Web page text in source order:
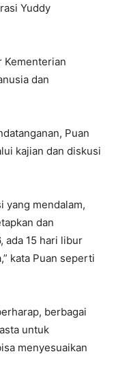
Yuddy
Kementerian
dan
Puan
kajian dan diskusi
yang mendalam,
dan
ada 15 hari libur
kata Puan seperti
berbagai
untuk
menyesuaikan